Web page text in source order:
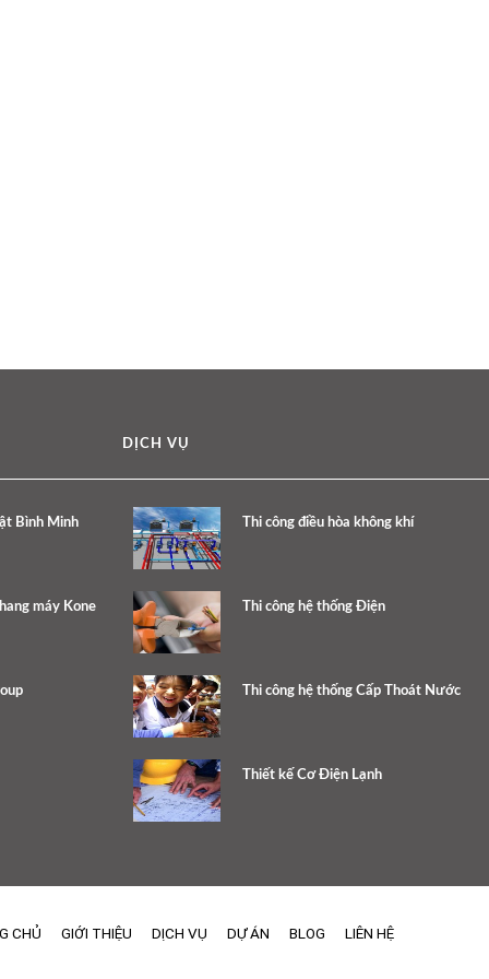
Bình Minh
máy Kone
DỊCH VỤ
Thi công điều hòa không khí
Thi công hệ thống Điện
Thi công hệ thống Cấp Thoát Nước
Thiết kế Cơ Điện Lạnh
CHỦ GIỚI THIỆU DỊCH VỤ DỰ ÁN BLOG LIÊN HỆ